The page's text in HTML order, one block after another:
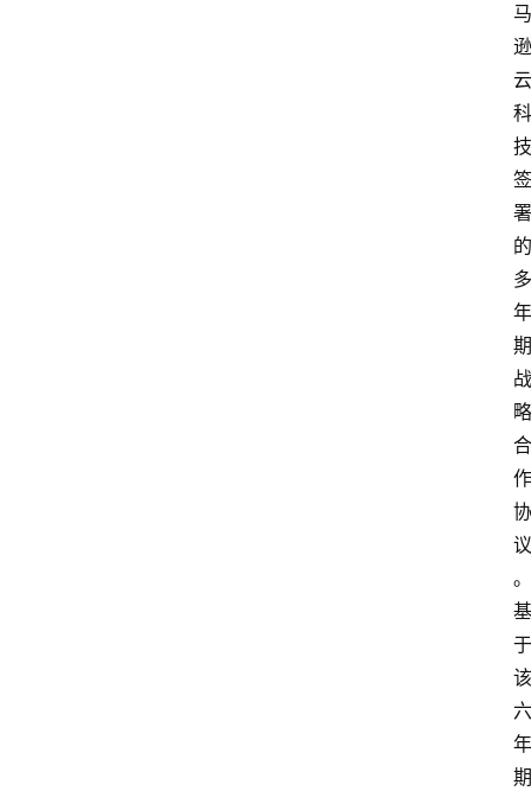
马
逊
云
科
技
签
署
的
多
年
期
战
略
合
作
协
议
。
基
于
该
六
年
期